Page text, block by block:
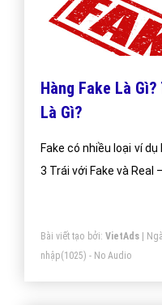
Hàng Fake Là
Là Gì?
Fake có nhiều loại ví dụ
3 Trái với Fake và Real
Bài viết tạo bởi: VietAds|
nhập(1025) - No Audio